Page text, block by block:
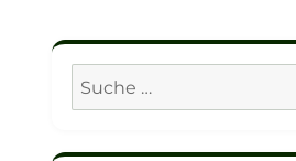
Suche
nach: